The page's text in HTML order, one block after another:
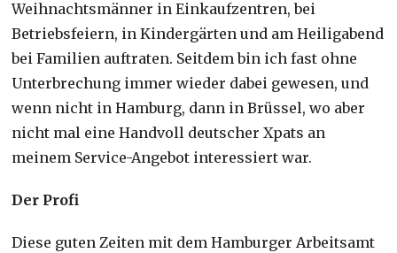
Weihnachtsmänner in Einkaufzentren, bei
Betriebsfeiern, in Kindergärten und am Heiligabend
bei Familien auftraten. Seitdem bin ich fast ohne
Unterbrechung immer wieder dabei gewesen, und
wenn nicht in Hamburg, dann in Brüssel, wo aber
nicht mal eine Handvoll deutscher Xpats an
meinem Service-Angebot interessiert war.
Der Profi
Diese guten Zeiten mit dem Hamburger Arbeitsamt